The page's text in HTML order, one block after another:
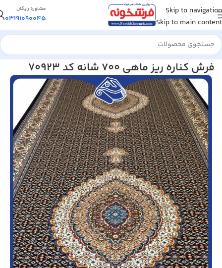
Skip to navigation
Skip to main content
مشاوره رایگان
03191090045
خانه/فرش کناره
فرش کناره ریز ماهی 700 شانه کد 70923